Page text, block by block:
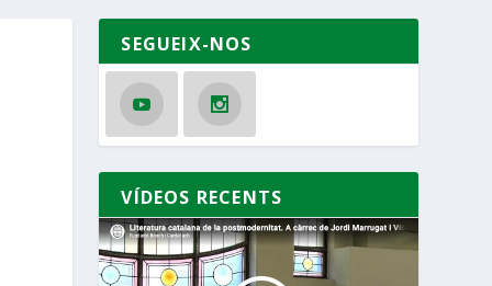
SEGUEIX-NOS
VÍDEOS RECENTS